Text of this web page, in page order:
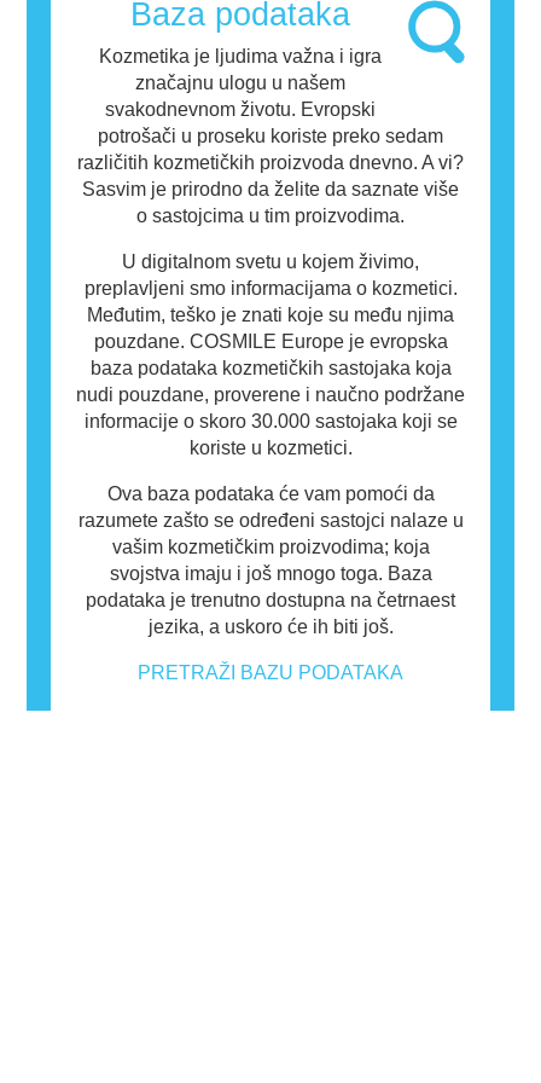
proizvod nije bezbedan za druge ljude.
Baza podataka
Kozmetika je ljudima važna i igra
značajnu ulogu u našem
svakodnevnom životu. Evropski
potrošači u proseku koriste preko sedam
različitih kozmetičkih proizvoda dnevno. A vi?
Sasvim je prirodno da želite da saznate više
o sastojcima u tim proizvodima.
U digitalnom svetu u kojem živimo,
preplavljeni smo informacijama o kozmetici.
Međutim, teško je znati koje su među njima
pouzdane. COSMILE Europe je evropska
baza podataka kozmetičkih sastojaka koja
nudi pouzdane, proverene i naučno podržane
informacije o skoro 30.000 sastojaka koji se
koriste u kozmetici.
Ova baza podataka će vam pomoći da
razumete zašto se određeni sastojci nalaze u
vašim kozmetičkim proizvodima; koja
svojstva imaju i još mnogo toga. Baza
podataka je trenutno dostupna na četrnaest
jezika, a uskoro će ih biti još.
PRETRAŽI BAZU PODATAKA